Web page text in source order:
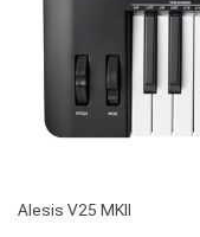
Alesis V25 MKII